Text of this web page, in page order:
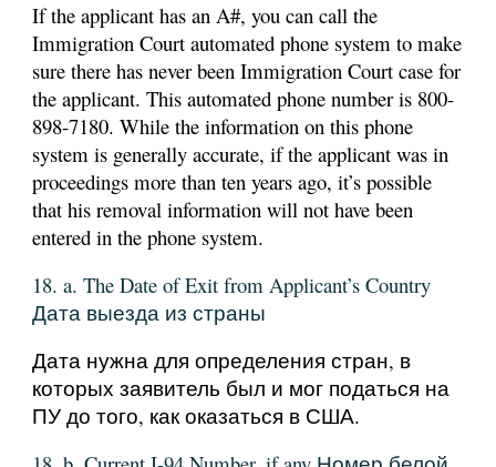
If the applicant has an A#, you can call the
Immigration Court automated phone system to make
sure there has never been Immigration Court case for
the applicant. This automated phone number is 800-
898-7180. While the information on this phone
system is generally accurate, if the applicant was in
proceedings more than ten years ago, it’s possible
that his removal information will not have been
entered in the phone system.
18. a. The Date of Exit from Applicant’s Country
Дата выезда из страны
Дата нужна для определения стран, в
которых заявитель был и мог податься на
ПУ до того, как оказаться в США.